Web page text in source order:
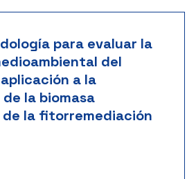
para evaluar la
del
a la
la biomasa
la fitorremediación